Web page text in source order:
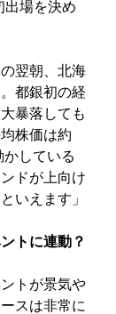
出場を決め
翌朝、北海
都銀初の経
暴落しても
株価は約
している
ドが上向け
いえます」
トに連動？
トが景気や
スは非常に